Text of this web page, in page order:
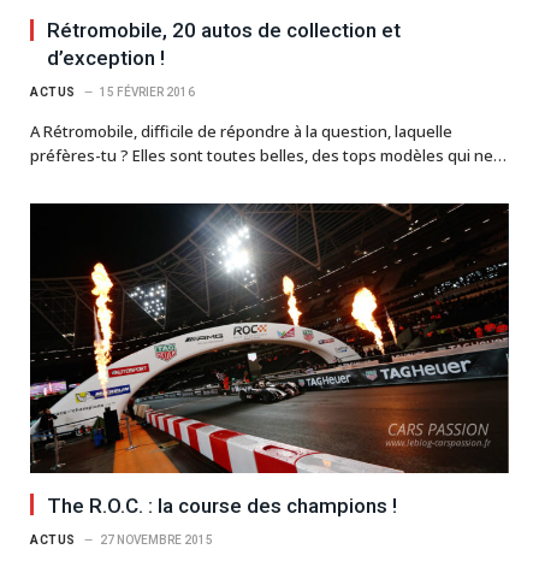
Rétromobile, 20 autos de collection et
d’exception !
ACTUS 15 FÉVRIER 2016
A Rétromobile, difficile de répondre à la question, laquelle
préfères-tu ? Elles sont toutes belles, des tops modèles qui ne…
The R.O.C. : la course des champions !
ACTUS 27 NOVEMBRE 2015